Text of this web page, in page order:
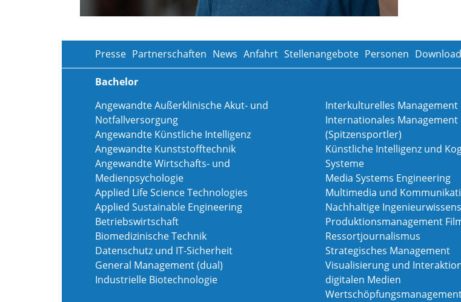
Presse Partnerschaften News Anfahrt Stellenangebote Personen
Bachelor
Angewandte Außerklinische Akut- und
Notfallversorgung
Angewandte Künstliche Intelligenz
Angewandte Kunststofftechnik
Angewandte Wirtschafts- und
Medienpsychologie
Applied Life Science Technologies
Applied Sustainable Engineering
Betriebswirtschaft
Biomedizinische Technik
Datenschutz und IT-Sicherheit
General Management (dual)
Industrielle Biotechnologie
Interkulturelles Management
Internationales Management
(Spitzensportler)
Künstliche Intelligenz und
Systeme
Media Systems Engineering
Multimedia und
Nachhaltige
Produktionsmanagement
Ressortjournalismus
Strategisches Management
Visualisierung und
digitalen Medien